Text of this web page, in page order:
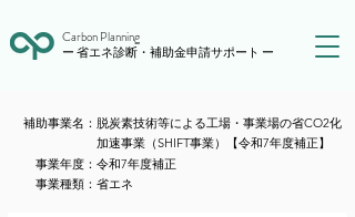
Carbon Planning
ー 省エネ診断・補助金申請サポート ー
​補助事業名： 脱炭素技術等による工場・事業場の省CO2化
加速事業（SHIFT事業）【令和7年度補正】
​事業年度： 令和7年度補正
​事業種類： 省エネ